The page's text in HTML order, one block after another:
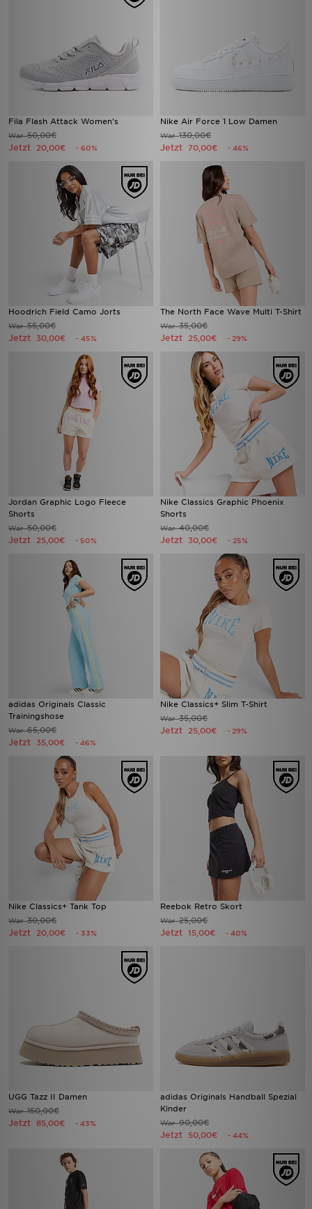
Fila Flash Attack Women's
War50,00€
Jetzt 20,00€ - 60%
Nike Air Force 1 Low Damen
War130,00€
Jetzt 70,00€ - 46%
Hoodrich Field Camo Jorts
War55,00€
Jetzt 30,00€ - 45%
The North Face Wave Multi T-Shirt
War35,00€
Jetzt 25,00€ - 29%
Jordan Graphic Logo Fleece
Shorts
War50,00€
Jetzt 25,00€ - 50%
Nike Classics Graphic Phoenix
Shorts
War40,00€
Jetzt 30,00€ - 25%
adidas Originals Classic
Trainingshose
War65,00€
Jetzt 35,00€ - 46%
Nike Classics+ Slim T-Shirt
War35,00€
Jetzt 25,00€ - 29%
Nike Classics+ Tank Top
War30,00€
Jetzt 20,00€ - 33%
Reebok Retro Skort
War25,00€
Jetzt 15,00€ - 40%
UGG Tazz II Damen
War150,00€
Jetzt 85,00€ - 43%
adidas Originals Handball Spezial
Kinder
War90,00€
Jetzt 50,00€ - 44%